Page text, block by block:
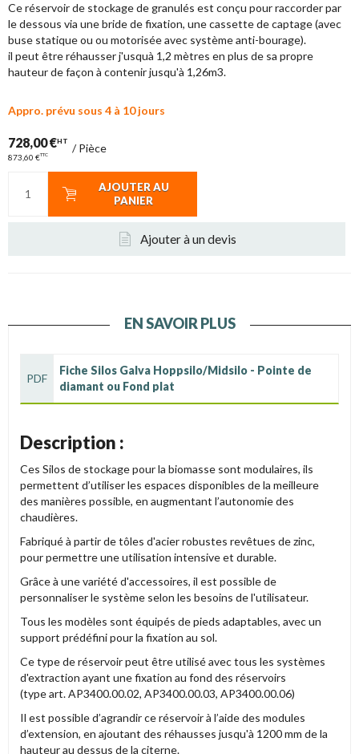
Ce réservoir de stockage de granulés est conçu pour raccorder par
le dessous via une bride de fixation, une cassette de captage (avec
buse statique ou ou motorisée avec système anti-bourage).
il peut être réhausser j'usquà 1,2 mètres en plus de sa propre
hauteur de façon à contenir jusqu'à 1,26m3.
Appro. prévu sous 4 à 10 jours
728,00 €HT
873,60 €TTC /Pièce
AJOUTER AU
PANIER
Ajouter à un devis
EN SAVOIR PLUS
PDF
Fiche Silos Galva Hoppsilo/Midsilo - Pointe de
diamant ou Fond plat
Description :
Ces Silos de stockage pour la biomasse sont modulaires, ils
permettent d’utiliser les espaces disponibles de la meilleure
des manières possible, en augmentant l’autonomie des
chaudières.
Fabriqué à partir de tôles d'acier robustes revêtues de zinc,
pour permettre une utilisation intensive et durable.
Grâce à une variété d'accessoires, il est possible de
personnaliser le système selon les besoins de l'utilisateur.
Tous les modèles sont équipés de pieds adaptables, avec un
support prédéfini pour la fixation au sol.
Ce type de réservoir peut être utilisé avec tous les systèmes
d'extraction ayant unefixation au fond des réservoirs
(typeart.AP3400.00.02, AP3400.00.03, AP3400.00.06)
Il est possible d’agrandir ce réservoir à l’aide des modules
d’extension, en ajoutant des réhausses jusqu'à 1200 mm de la
hauteur au dessus de la citerne.